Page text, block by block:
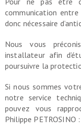
communication
donc nécessaire
Nous vous
installateur afin
poursuivre la
Si nous sommes
notre service
pouvez vous
Philippe PETROSINO :